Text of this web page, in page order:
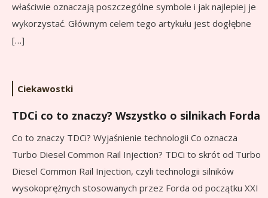
właściwie oznaczają poszczególne symbole i jak najlepiej je
wykorzystać. Głównym celem tego artykułu jest dogłębne
[…]
Ciekawostki
TDCi co to znaczy? Wszystko o silnikach Forda
Co to znaczy TDCi? Wyjaśnienie technologii Co oznacza
Turbo Diesel Common Rail Injection? TDCi to skrót od Turbo
Diesel Common Rail Injection, czyli technologii silników
wysokoprężnych stosowanych przez Forda od początku XXI